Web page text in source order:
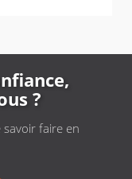
?
faire en